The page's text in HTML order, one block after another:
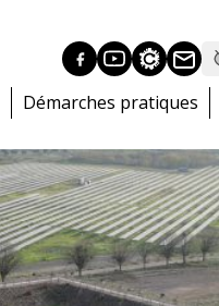
Démarches pratiques